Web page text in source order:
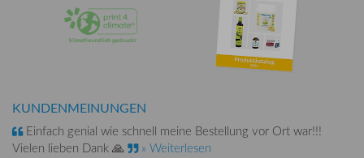
KUNDENMEINUNGEN
Einfach genial wie schnell meine Bestellung vor Ort war!!!
Vielen lieben Dank 🙏
» Weiterlesen